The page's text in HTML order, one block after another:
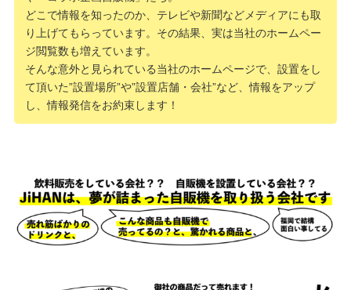
どこで情報を知ったのか、テレビや新聞などメディアにも取
り上げてもらっています。その結果、実は当社のホームペー
ジ閲覧数も増えています。
そんな意外と見られている当社のホームページで、設置をし
て頂いた”設置場所”や”設置店舗・会社”など、情報をアップ
し、情報発信をお約束します！